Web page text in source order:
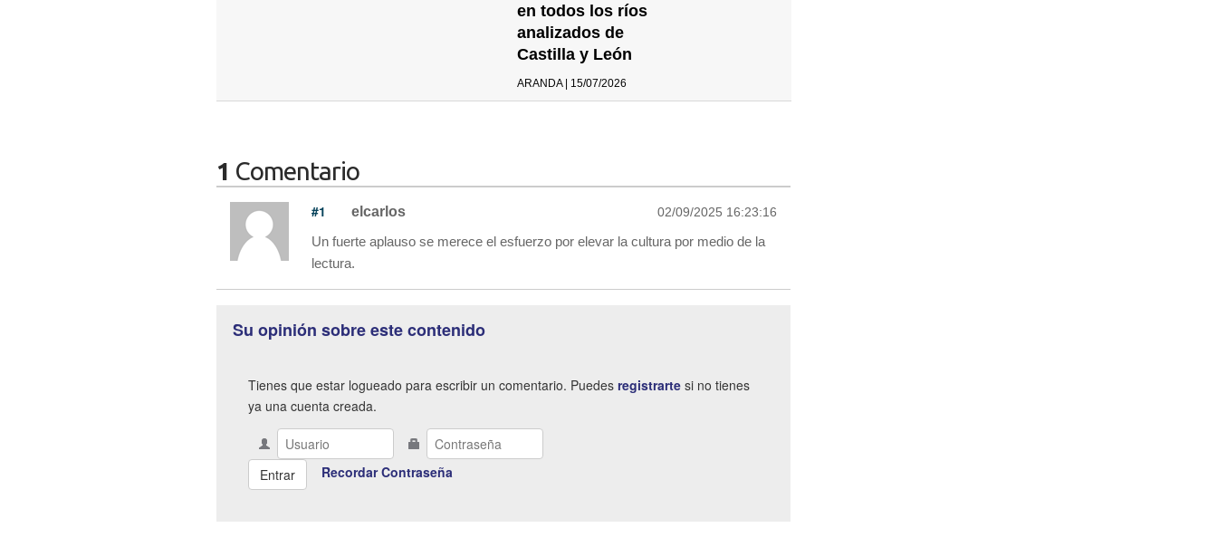
en todos los ríos
analizados de
Castilla y León
ARANDA | 15/07/2026
1 Comentario
#1 elcarlos 02/09/2025 16:23:16
Un fuerte aplauso se merece el esfuerzo por elevar la cultura por medio de la
lectura.
Su opinión sobre este contenido
Tienes que estar logueado para escribir un comentario. Puedes registrarte si no tienes
ya una cuenta creada.
Recordar Contraseña